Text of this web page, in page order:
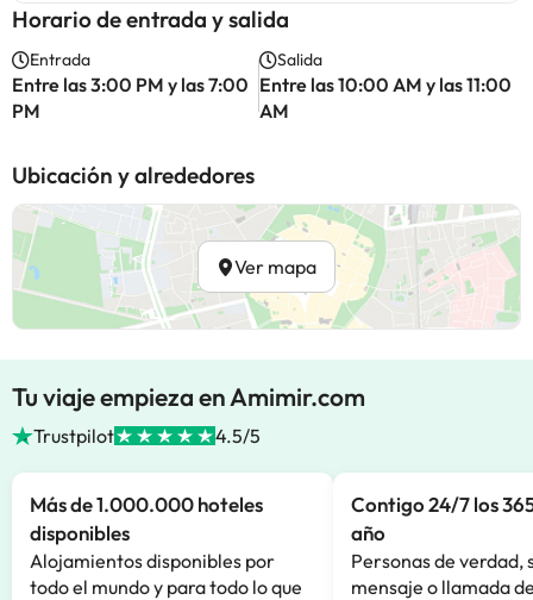
Horario de entrada y salida
Entrada
Entre las 3:00 PM y las 7:00
PM
Salida
Entre las 10:00 AM y las 11:00
AM
Ubicación y alrededores
Ver mapa
Tu viaje empieza en Amimir.com
Trustpilot 4.5/5
Más de 1.000.000 hoteles
disponibles
Alojamientos disponibles por
todo el mundo y para todo lo que
Contigo 24/7 los
año
Personas de verdad,
mensaje o llamada